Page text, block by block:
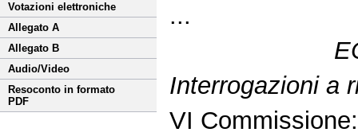
Votazioni elettroniche
Allegato A
Allegato B
Audio/Video
Resoconto in formato
PDF
...
Interrogazioni a
VI Commissione: